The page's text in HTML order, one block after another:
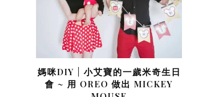
媽咪DIY | 小艾寶的一歲米奇生日
會 ~ 用 OREO 做出 MICKEY